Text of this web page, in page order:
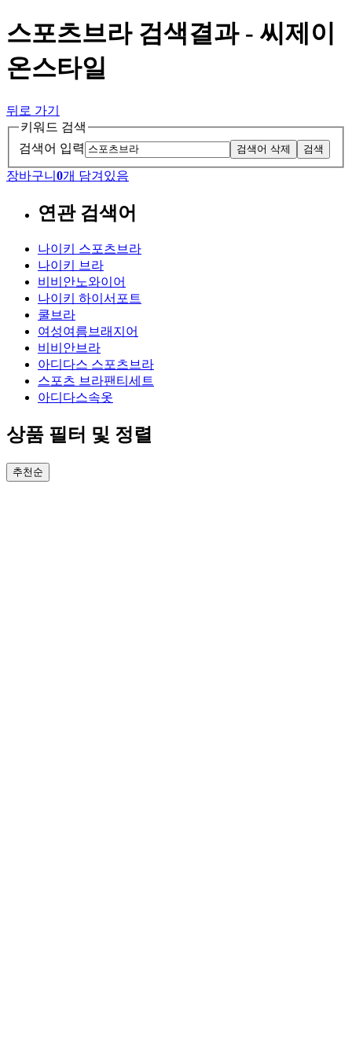
스포츠브라 검색결과 - 씨제이
온스타일
뒤로 가기
키워드 검색
검색어 입력
검색어 삭제 검색
장바구니 0개 담겨있음
연관 검색어
나이키 스포츠브라
나이키 브라
비비안노와이어
나이키 하이서포트
쿨브라
여성여름브래지어
비비안브라
아디다스 스포츠브라
스포츠 브라팬티세트
아디다스속옷
상품 필터 및 정렬
추천순